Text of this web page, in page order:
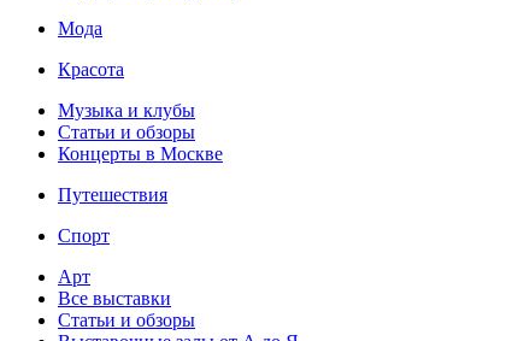
Мода
Красота
Музыка и клубы
Статьи и обзоры
Концерты в Москве
Путешествия
Спорт
Арт
Все выставки
Статьи и обзоры